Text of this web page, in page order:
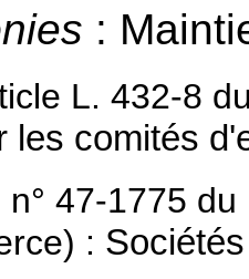
:
L. 432-8
les comités
n° 47-1775
: